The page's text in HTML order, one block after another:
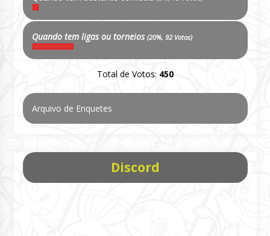
Quando tem ligas ou torneios (20%, 92 Votos)
Total de Votos: 450
Arquivo de Enquetes
Discord